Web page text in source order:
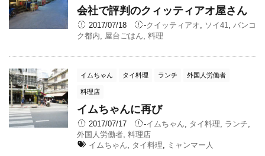
会社で評判のクィッティアオ屋さん
2017/07/18 -クイッティアオ ソイ41
バンコ
ク都内
屋台ごはん 料理
イムちゃん タイ料理 ランチ 外国人労働者
料理店
イムちゃんに再び
2017/07/17 -イムちゃん タイ料理 ランチ
外国人労働者 料理店
イムちゃん
タイ料理 ミャンマー人